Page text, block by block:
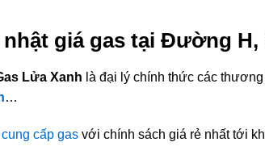
nhật giá gas tại Đường H,
Lửa Xanh là đại lý chính thức các
…
cung cấp gas với chính sách giá rẻ nhất tới